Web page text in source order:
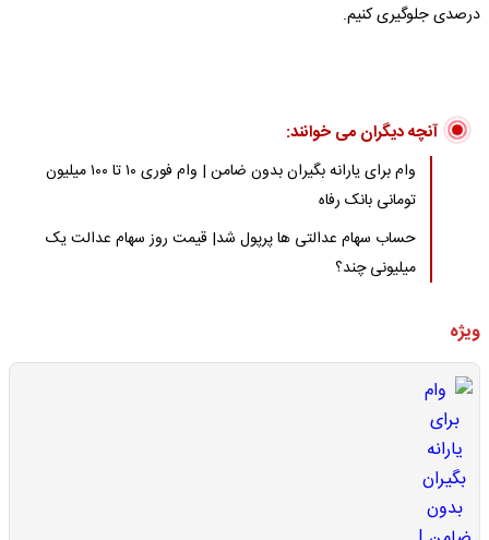
درصدی جلوگیری کنیم.
آنچه دیگران می خوانند:
وام برای یارانه بگیران بدون ضامن | وام فوری ۱۰ تا ۱۰۰ میلیون
تومانی بانک رفاه
حساب سهام عدالتی ها پرپول شد| قیمت روز سهام عدالت یک
میلیونی چند؟
ویژه